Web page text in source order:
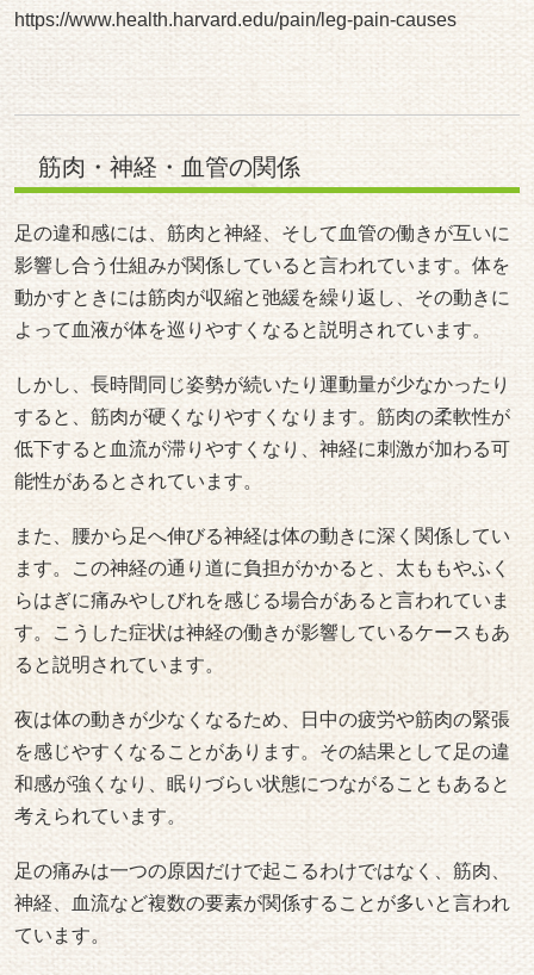
https://www.health.harvard.edu/pain/leg-pain-causes
筋肉・神経・血管の関係
足の違和感には、筋肉と神経、そして血管の働きが互いに
影響し合う仕組みが関係していると言われています。体を
動かすときには筋肉が収縮と弛緩を繰り返し、その動きに
よって血液が体を巡りやすくなると説明されています。
しかし、長時間同じ姿勢が続いたり運動量が少なかったり
すると、筋肉が硬くなりやすくなります。筋肉の柔軟性が
低下すると血流が滞りやすくなり、神経に刺激が加わる可
能性があるとされています。
また、腰から足へ伸びる神経は体の動きに深く関係してい
ます。この神経の通り道に負担がかかると、太ももやふく
らはぎに痛みやしびれを感じる場合があると言われていま
す。こうした症状は神経の働きが影響しているケースもあ
ると説明されています。
夜は体の動きが少なくなるため、日中の疲労や筋肉の緊張
を感じやすくなることがあります。その結果として足の違
和感が強くなり、眠りづらい状態につながることもあると
考えられています。
足の痛みは一つの原因だけで起こるわけではなく、筋肉、
神経、血流など複数の要素が関係することが多いと言われ
ています。